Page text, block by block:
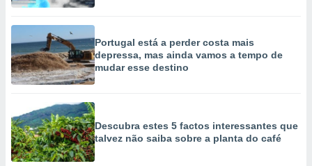
Portugal está a perder costa mais
depressa, mas ainda vamos a tempo de
mudar esse destino
Descubra estes 5 factos interessantes que
talvez não saiba sobre a planta do café